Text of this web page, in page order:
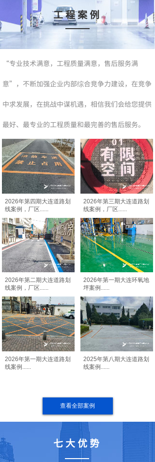
工程案例
查看全部案例
“专业技术满意，工程质量满意，售后服务满
意”，不断加强企业内部综合竞争力建设，在竞争
中求发展，在挑战中谋机遇，相信我们会给您提供
最好、最专业的工程质量和最完善的售后服务。
2026年第四期大连道路划
线案例，厂区
2026年第三期大连道路划
线案例，厂区
2026年第二期大连道路划
线案例，厂区......
2026年第一期大连环氧地
坪案例 ......
2026年第一期大连道路划
线案例
2025年第八期大连道路划
线案例
七大优势